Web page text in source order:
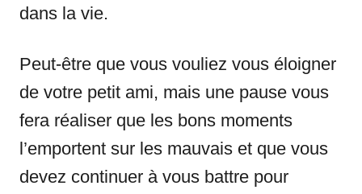
dans la vie.
Peut-être que vous vouliez vous éloigner
de votre petit ami, mais une pause vous
fera réaliser que les bons moments
l’emportent sur les mauvais et que vous
devez continuer à vous battre pour